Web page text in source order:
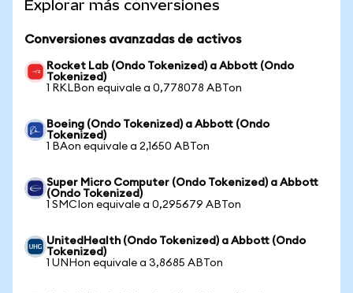
Explorar más conversiones
Conversiones avanzadas de activos
Rocket Lab (Ondo Tokenized) a Abbott (Ondo
Tokenized)
1 RKLBon equivale a 0,778078 ABTon
Boeing (Ondo Tokenized) a Abbott (Ondo
Tokenized)
1 BAon equivale a 2,1650 ABTon
Super Micro Computer (Ondo Tokenized) a Abbott
(Ondo Tokenized)
1 SMCIon equivale a 0,295679 ABTon
UnitedHealth (Ondo Tokenized) a Abbott (Ondo
Tokenized)
1 UNHon equivale a 3,8685 ABTon